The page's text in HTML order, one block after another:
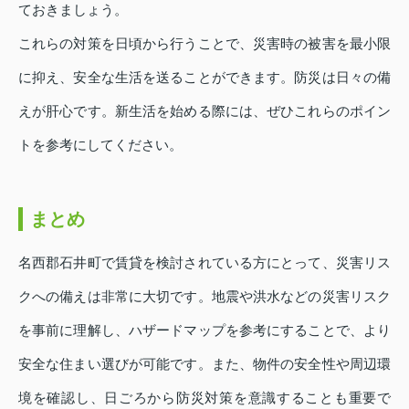
ておきましょう。
これらの対策を日頃から行うことで、災害時の被害を最小限
に抑え、安全な生活を送ることができます。防災は日々の備
えが肝心です。新生活を始める際には、ぜひこれらのポイン
トを参考にしてください。
まとめ
名西郡石井町で賃貸を検討されている方にとって、災害リス
クへの備えは非常に大切です。地震や洪水などの災害リスク
を事前に理解し、ハザードマップを参考にすることで、より
安全な住まい選びが可能です。また、物件の安全性や周辺環
境を確認し、日ごろから防災対策を意識することも重要で